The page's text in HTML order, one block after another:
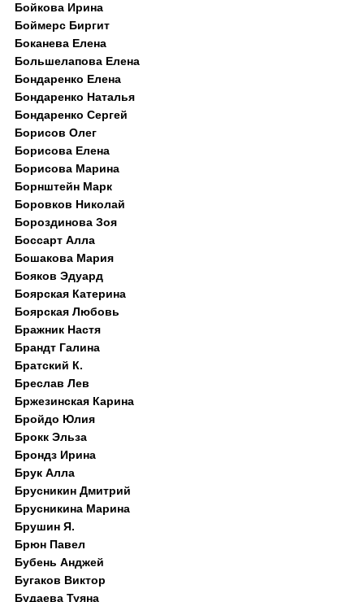
Бойкова Ирина
Боймерс Биргит
Боканева Елена
Большелапова Елена
Бондаренко Елена
Бондаренко Наталья
Бондаренко Сергей
Борисов Олег
Борисова Елена
Борисова Марина
Борнштейн Марк
Боровков Николай
Бороздинова Зоя
Боссарт Алла
Бошакова Мария
Бояков Эдуард
Боярская Катерина
Боярская Любовь
Бражник Настя
Брандт Галина
Братский К.
Бреслав Лев
Бржезинская Карина
Бройдо Юлия
Брокк Эльза
Брондз Ирина
Брук Алла
Брусникин Дмитрий
Брусникина Марина
Брушин Я.
Брюн Павел
Бубень Анджей
Бугаков Виктор
Будаева Туяна